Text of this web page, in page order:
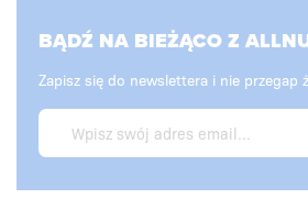
BĄDŹ NA BIEŻĄCO Z
Zapisz się do newslettera i nie przegap